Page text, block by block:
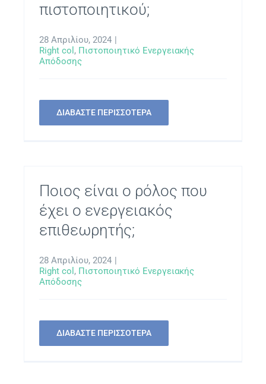
πιστοποιητικού;
28 Απριλίου, 2024 |
Right col , Πιστοποιητικό Ενεργειακής
Απόδοσης
ΔΙΑΒΑΣΤΕ ΠΕΡΙΣΣΟΤΕΡΑ
Ποιος είναι ο ρόλος που
έχει ο ενεργειακός
επιθεωρητής;
28 Απριλίου, 2024 |
Right col , Πιστοποιητικό Ενεργειακής
Απόδοσης
ΔΙΑΒΑΣΤΕ ΠΕΡΙΣΣΟΤΕΡΑ